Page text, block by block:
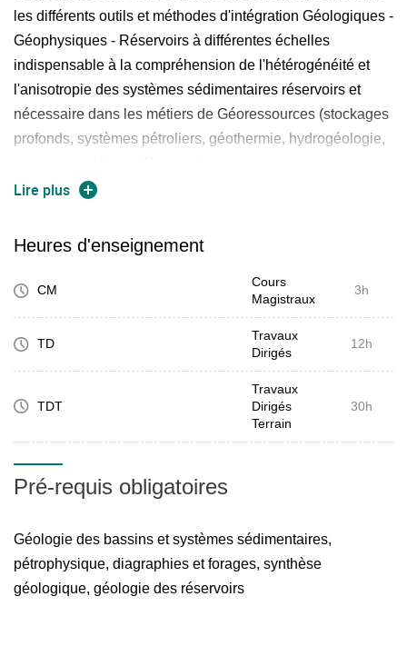
les différents outils et méthodes d'intégration Géologiques -
Géophysiques - Réservoirs à différentes échelles
indispensable à la compréhension de l'hétérogénéité et
l'anisotropie des systèmes sédimentaires réservoirs et
nécessaire dans les métiers de Géoressources (stockages
profonds, systèmes pétroliers, géothermie, hydrogéologie,
dolomitique du Paléocène dans la structure anticlinale de
Landes de Siougos (Bassin d'Aquitaine) sera basée sur 5
jours d'analyse des carottes à la cartothèque de Storengy.
Cette analyse comprendra les étapes suivantes:
Analyse en lames minces;
Analyses pétrophysiques sur carottes;
Analyses de diagraphies;
Synthèse des résultats;
Lire plus
Heures d'enseignement
CM
Cours
Magistraux
3h
TD
Travaux
Dirigés
12h
TDT
Travaux
Dirigés
Terrain
30h
Pré-requis obligatoires
Géologie des bassins et systèmes sédimentaires,
pétrophysique, diagraphies et forages, synthèse
géologique, géologie des réservoirs